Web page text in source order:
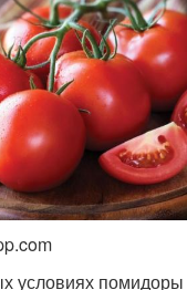
условиях помидоры